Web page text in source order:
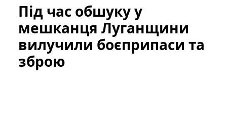
Під час обшуку у
мешканця Луганщини
вилучили боєприпаси та
зброю